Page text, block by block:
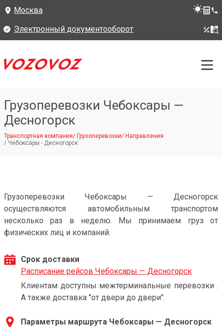
Москва
Электронный документооборот
Грузоперевозки Чебоксары —
Десногорск
Транспортная компания/ Грузоперевозки/ Направления
/ Чебоксары - Десногорск
Грузоперевозки Чебоксары — Десногорск
осуществляются автомобильным транспортом
несколько раз в неделю. Мы принимаем груз от
физических лиц и компаний.
Срок доставки
Расписание рейсов Чебоксары — Десногорск
Клиентам доступны межтерминальные перевозки .
А также доставка "от двери до двери".
Параметры маршрута Чебоксары — Десногорск